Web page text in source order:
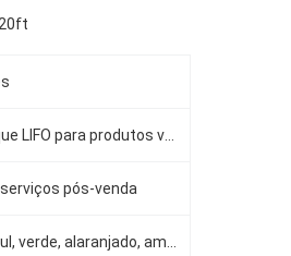
pós-venda